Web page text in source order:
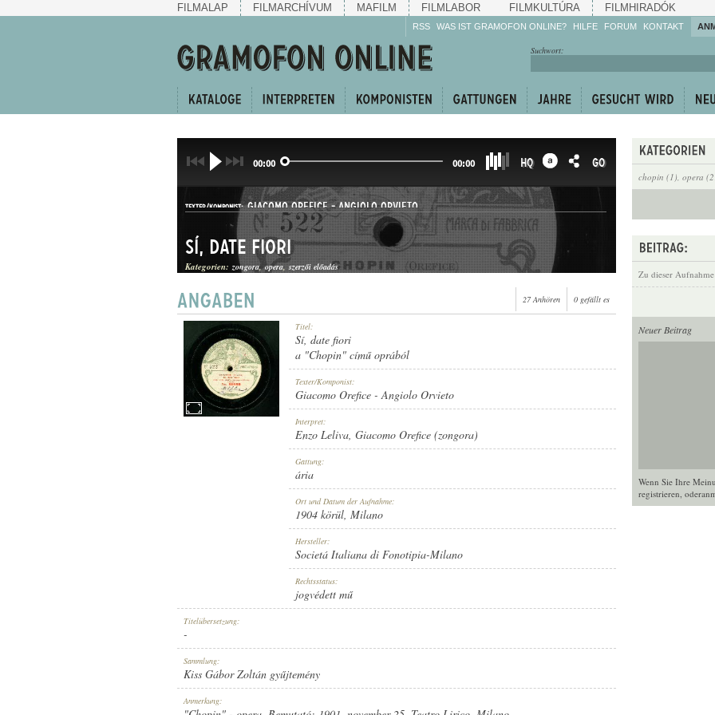
FILMALAP FILMARCHÍVUM MAFILM FILMLABOR FILMKULTÚRA FILMHIRADÓK
RSS WAS IST GRAMOFON ONLINE? HILFE
Machen Sie mit!
weiter!
FORUM KONTAKT
Suchwort:
chopin (1), opera
Zu dieser
Neuer Beitrag
Wenn Sie Ihre
registrieren, oder
00:00 00:00 HQ GO
TEXTER/KOMPONIST: GIACOMO OREFICE-ANGIOLO ORVIETO
ÁRIA
1904 KÖRÜL
SOCIETÁ ITALIANA DI FONOTIPIA-MILANO
NO. 39033.
Sí, date fiori
Kategorien: zongora opera szerzői előadás
27 Anhören 0 gefällt es
Titel:
Sí, date fiori
a "Chopin" című oprából
Texter/Komponist:
Giacomo Orefice -Angiolo Orvieto
Interpret:
Enzo Leliva, Giacomo Orefice (zongora)
Gattung:
ária
Ort und Datum der Aufnahme:
1904 körül, Milano
Hersteller:
Societá Italiana di Fonotipia-Milano
Rechtsstatus:
jogvédett mű
Titelübersetzung:
-
Sammlung:
Kiss Gábor Zoltán gyűjtemény
Anmerkung: